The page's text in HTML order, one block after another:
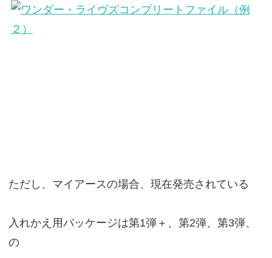
ただし、マイアースの場合、現在発売されている
入れかえ用パッケージは第1弾＋、第2弾、第3弾、
の